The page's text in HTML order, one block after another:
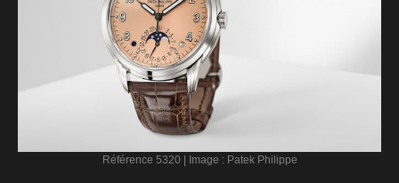
Référence 5320 | Image : Patek Philippe